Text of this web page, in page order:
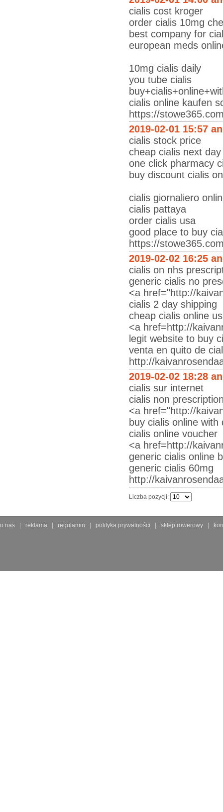
cialis cost kroger
order cialis 10mg
best company for
european meds
10mg cialis daily
you tube cialis
cialis online kaufen
https://
2019-02-01 15:57
cialis stock price
cheap cialis next
one click pharmacy
buy discount cialis
cialis giornaliero
cialis pattaya
order cialis usa
good place to buy
https://
2019-02-02 16:25
cialis on nhs
generic cialis no
<a href="http://
cialis 2 day shipping
cheap cialis online
<a href=http://
legit website to buy
venta en quito de
http://
2019-02-02 18:28
cialis sur internet
cialis non
<a href="http://
buy cialis online with
cialis online voucher
<a href=http://
generic cialis online
generic cialis 60mg
http://
Liczba pozycji:
o nas reklama regulamin polityka prywatności sklep rowerowy